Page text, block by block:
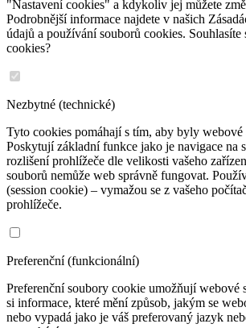
"Nastavení cookies" a kdykoliv jej můžete
Podrobnější informace najdete v našich
údajů a používání souborů cookies. Souhlasíte
cookies?
Nezbytné (technické)
Tyto cookies pomáhají s tím, aby byly webové
Poskytují základní funkce jako je navigace na
rozlišení prohlížeče dle velikosti vašeho
souborů nemůže web správně fungovat.
(session cookie) – vymažou se z vašeho
prohlížeče.
Preferenční (funkcionální)
Preferenční soubory cookie umožňují webové
si informace, které mění způsob, jakým se
nebo vypadá jako je váš preferovaný jazyk